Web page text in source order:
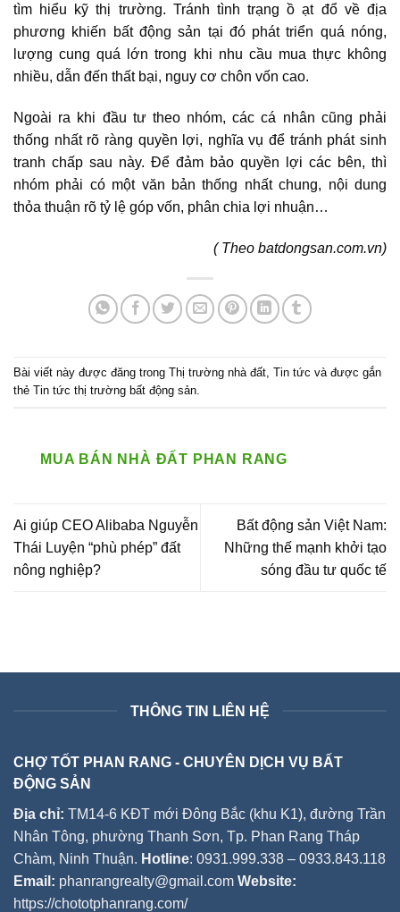
tìm hiểu kỹ thị trường. Tránh tình trạng ồ ạt đổ về địa
phương khiến bất động sản tại đó phát triển quá nóng,
lượng cung quá lớn trong khi nhu cầu mua thực không
nhiều, dẫn đến thất bại, nguy cơ chôn vốn cao.
Ngoài ra khi đầu tư theo nhóm, các cá nhân cũng phải
thống nhất rõ ràng quyền lợi, nghĩa vụ để tránh phát sinh
tranh chấp sau này. Để đảm bảo quyền lợi các bên, thì
nhóm phải có một văn bản thống nhất chung, nội dung
thỏa thuận rõ tỷ lệ góp vốn, phân chia lợi nhuận…
( Theo batdongsan.com.vn)
Bài viết này được đăng trong Thị trường nhà đất Tin tức và được gắn
thẻ Tin tức thị trường bất động sản
MUA BÁN NHÀ ĐẤT PHAN RANG
Ai giúp CEO Alibaba Nguyễn
Thái Luyện “phù phép” đất
nông nghiệp?
Bất động sản Việt Nam:
Những thế mạnh khởi tạo
sóng đầu tư quốc tế
THÔNG TIN LIÊN HỆ
CHỢ TỐT PHAN RANG - CHUYÊN DỊCH VỤ BẤT
ĐỘNG SẢN
Địa chỉ: TM14-6 KĐT mới Đông Bắc (khu K1), đường Trần
Nhân Tông, phường Thanh Sơn, Tp. Phan Rang Tháp
Chàm, Ninh Thuận. Hotline: 0931.999.338 – 0933.843.118
Email: phanrangrealty@gmail.com Website:
https://chototphanrang.com/